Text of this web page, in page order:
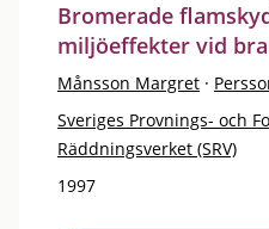
Bromerade
miljöeffekter vid
Månsson Margret ·
Sveriges Provnings- och
Räddningsverket (SRV)
1997